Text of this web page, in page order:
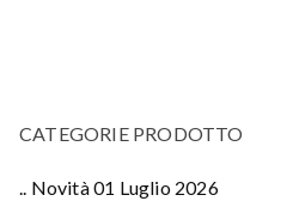
CATEGORIE PRODOTTO
.. Novità 01 Luglio 2026